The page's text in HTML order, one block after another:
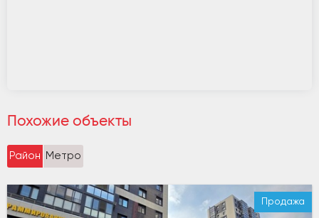
Похожие объекты
Район Метро
Продажа